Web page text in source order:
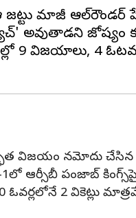
జట్టు మాజీ ఆల్‌రౌండర్
అవుతాడని జోష్యం
9 విజయాలు, 4
విజయం నమోదు
ఆర్సీబీ పంజాబ్
ఓవర్లలోనే 2 వికెట్లు